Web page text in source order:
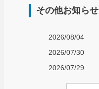
その他お知らせ
2026/08/04
2026/07/30
2026/07/29